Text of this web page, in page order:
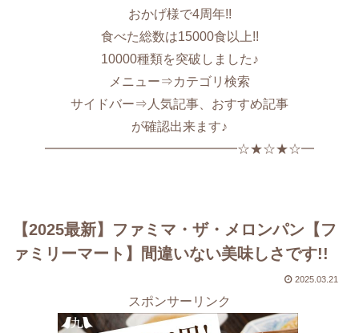
おかげ様で4周年!!
食べた総数は15000食以上!!
10000種類を突破しました♪
メニュー⇒カテゴリ検索
サイドバー⇒人気記事、おすすめ記事
が確認出来ます♪
━━━━━━━━━━━━━━━☆★☆★☆━
【2025最新】ファミマ・ザ・メロンパン【フ
ァミリーマート】間違いない美味しさです!!
2025.03.21
スポンサーリンク